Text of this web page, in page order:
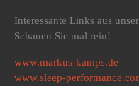
Interessante Links aus
Schauen Sie mal rein!
www.markus-kamps.de
www.sleep-